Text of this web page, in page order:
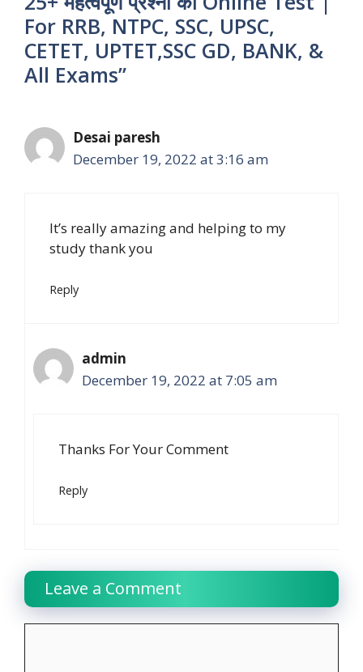
For RRB, NTPC, SSC, UPSC,
CETET, UPTET,SSC GD, BANK, &
All Exams”
Desai paresh
December 19, 2022 at 3:16 am
It’s really amazing and helping to my
study thank you
Reply
admin
December 19, 2022 at 7:05 am
Thanks For Your Comment
Reply
Leave a Comment